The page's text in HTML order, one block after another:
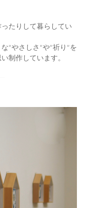
たりして暮らしてい
”やさしさ”や”祈り”を
制作しています。